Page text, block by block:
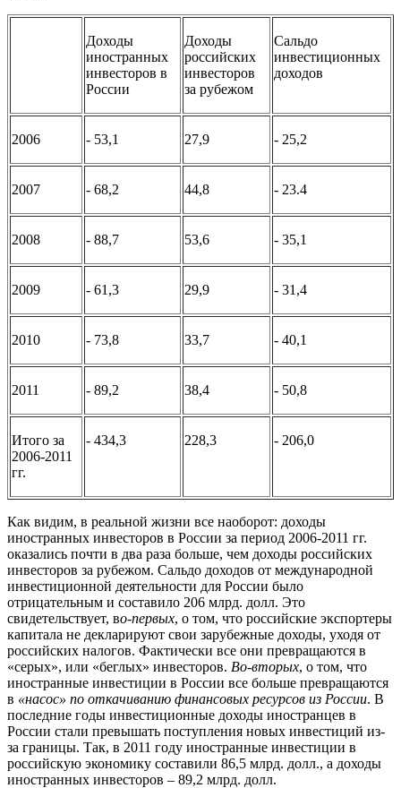
Доходы
иностранных
инвесторов в
России
Доходы
российских
инвесторов
за рубежом
Сальдо
инвестиционных
доходов
2006 - 53,1 27,9 - 25,2
2007 - 68,2 44,8 - 23.4
2008 - 88,7 53,6 - 35,1
2009 - 61,3 29,9 - 31,4
2010 - 73,8 33,7 - 40,1
2011 - 89,2 38,4 - 50,8
Итого за
2006-2011
гг.
- 434,3 228,3 - 206,0
Как видим, в реальной жизни все наоборот: доходы
иностранных инвесторов в России за период 2006-2011 гг.
оказались почти в два раза больше, чем доходы российских
инвесторов за рубежом. Сальдо доходов от международной
инвестиционной деятельности для России было
отрицательным и составило 206 млрд. долл. Это
свидетельствует, во-первых, о том, что российские экспортеры
капитала не декларируют свои зарубежные доходы, уходя от
российских налогов. Фактически все они превращаются в
«серых», или «беглых» инвесторов. Во-вторых, о том, что
иностранные инвестиции в России все больше превращаются
в «насос» по откачиванию финансовых ресурсов из России. В
последние годы инвестиционные доходы иностранцев в
России стали превышать поступления новых инвестиций из-
за границы. Так, в 2011 году иностранные инвестиции в
российскую экономику составили 86,5 млрд. долл., а доходы
иностранных инвесторов – 89,2 млрд. долл.